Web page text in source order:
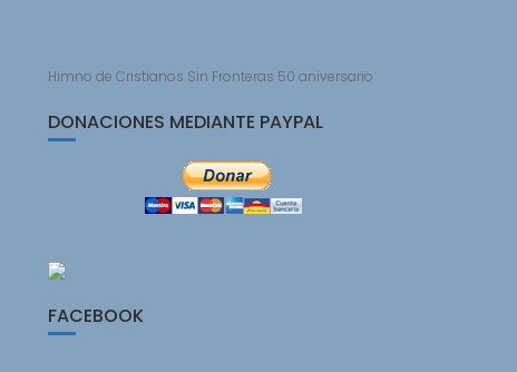
Himno de Cristianos Sin Fronteras 50 aniversario
DONACIONES MEDIANTE PAYPAL
FACEBOOK